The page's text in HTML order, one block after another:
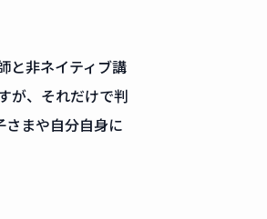
と非ネイティブ講
が、それだけで判
まや自分自身に